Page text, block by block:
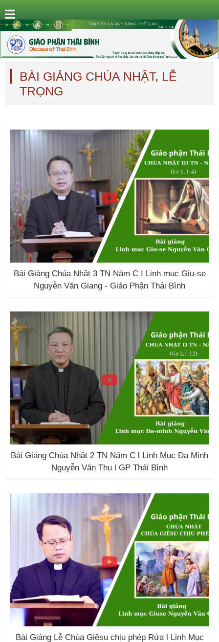
BÀI GIẢNG CHÚA NHẬT, LỄ
TRỌNG
Bài Giảng Chúa Nhật 3 TN Năm C I Linh mục Giu-se
Nguyễn Văn Giang - Giáo Phận Thái Bình
Bài Giảng Chúa Nhật 2 TN Năm C l Linh Mục Đa Minh
Nguyễn Văn Thụ l GP Thái Bình
Bài Giảng Lễ Chúa Giêsu chịu phép Rửa l Linh Mục